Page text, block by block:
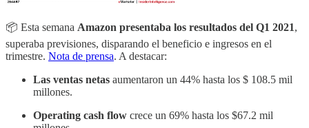
📦 Esta semana Amazon presentaba los resultados del Q1 2021,
superaba previsiones, disparando el beneficio e ingresos en el
trimestre. Nota de prensa. A destacar:
Las ventas netas aumentaron un 44% hasta los $ 108.5 mil
millones.
Operating cash flow crece un 69% hasta los $67.2 mil